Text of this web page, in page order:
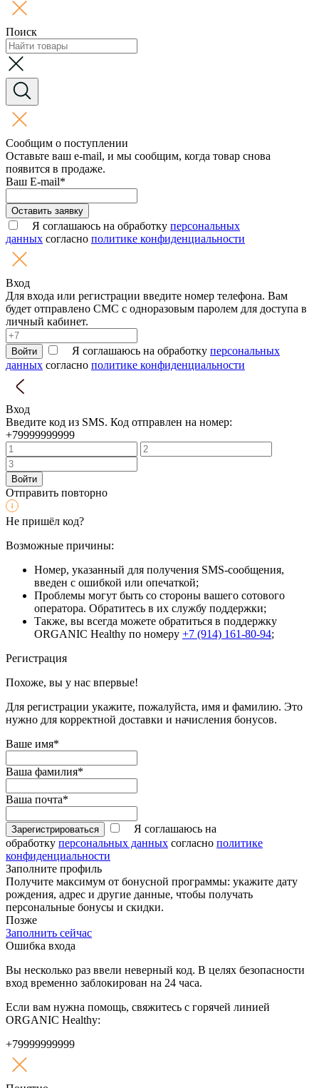
Поиск
Сообщим о поступлении
Оставьте ваш e-mail, и мы сообщим, когда товар снова
появится в продаже.
Ваш E-mail*
Оставить заявку
Я соглашаюсь на обработку персональных
данных согласно политике конфиденциальности
Вход
Для входа или регистрации введите номер телефона. Вам
будет отправлено СМС с одноразовым паролем для доступа в
личный кабинет.
Войти Я соглашаюсь на обработку персональных
данных согласно политике конфиденциальности
Вход
Введите код из SMS. Код отправлен на номер:
+79999999999
Войти
Отправить повторно
Не пришёл код?
Возможные причины:
Номер, указанный для получения SMS-сообщения,
введен с ошибкой или опечаткой;
Проблемы могут быть со стороны вашего сотового
оператора. Обратитесь в их службу поддержки;
Также, вы всегда можете обратиться в поддержку
ORGANIC Healthy по номеру +7 (914) 161-80-94;
Регистрация
Похоже, вы у нас впервые!
Для регистрации укажите, пожалуйста, имя и фамилию. Это
нужно для корректной доставки и начисления бонусов.
Ваше имя*
Ваша фамилия*
Ваша почта*
Зарегистрироваться
Я соглашаюсь на
обработку персональных данных согласно политике
конфиденциальности
Заполните профиль
Получите максимум от бонусной программы: укажите дату
рождения, адрес и другие данные, чтобы получать
персональные бонусы и скидки.
Позже
Заполнить сейчас
Ошибка входа
Вы несколько раз ввели неверный код. В целях безопасности
вход временно заблокирован на 24 часа.
Если вам нужна помощь, свяжитесь с горячей линией
ORGANIC Healthy:
+79999999999